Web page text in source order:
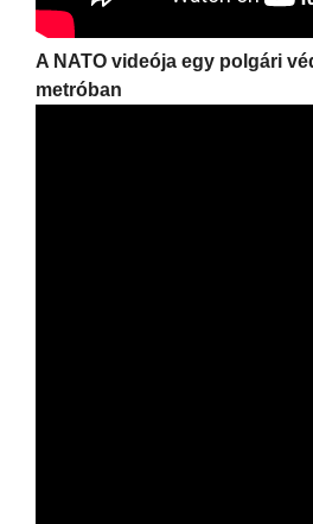
A NATO videója egy polgári
metróban